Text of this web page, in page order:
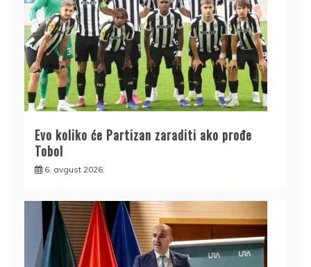
Evo koliko će Partizan zaraditi ako prođe
Tobol
6. avgust 2026.